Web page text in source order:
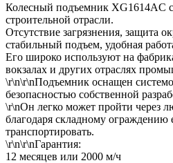
Колесный подъемник XG1614AC
строительной отрасли.
Отсутствие загрязнения, защита
стабильный подъем, удобная
Его широко используют на
вокзалах и других отраслях
\r\n\r\nПодъемник оснащен
безопасностью собственной
\r\nОн легко может пройти через
благодаря складному ограждению
транспортировать.
\r\n\r\nГарантия:
12 месяцев или 2000 м/ч